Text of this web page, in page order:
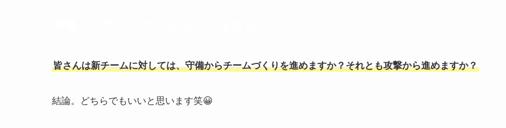
皆さんは新チームに対しては、守備からチームづくりを進めますか？それとも攻撃から進めますか？
結論。どちらでもいいと思います笑😀